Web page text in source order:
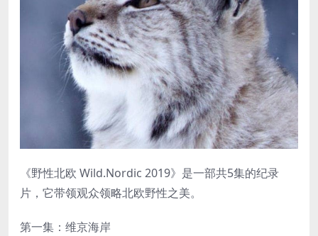
《野性北欧 Wild.Nordic 2019》是一部共5集的纪录
片，它带领观众领略北欧野性之美。
第一集：维京海岸